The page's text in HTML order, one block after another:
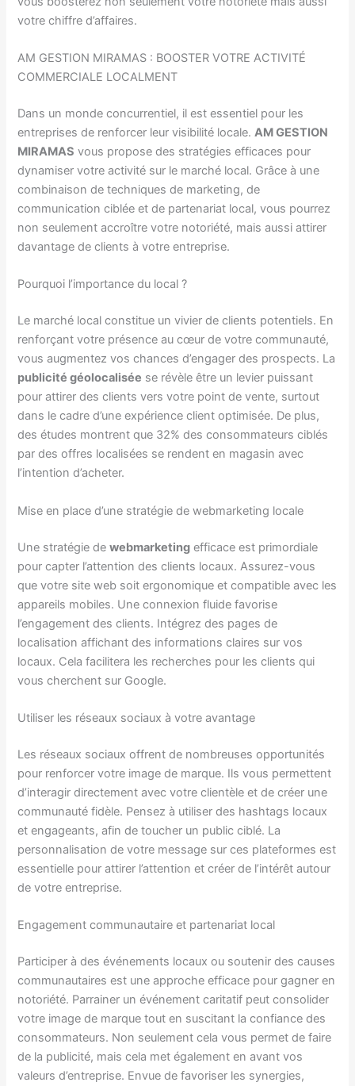
votre chiffre d’affaires.
AM GESTION MIRAMAS : BOOSTER VOTRE ACTIVITÉ
COMMERCIALE LOCALMENT
Dans un monde concurrentiel, il est essentiel pour les
entreprises de renforcer leur visibilité locale.AM GESTION
MIRAMAS vous propose des stratégies efficaces pour
dynamiser votre activité sur le marché local. Grâce à une
combinaison de techniques de marketing, de
communication ciblée et de partenariat local, vous pourrez
non seulement accroître votre notoriété, mais aussi attirer
davantage de clients à votre entreprise.
Pourquoi l’importance du local ?
Le marché local constitue un vivier de clients potentiels. En
renforçant votre présence au cœur de votre communauté,
vous augmentez vos chances d’engager des prospects. La
publicité géolocalisée se révèle être un levier puissant
pour attirer des clients vers votre point de vente, surtout
dans le cadre d’une expérience client optimisée. De plus,
des études montrent que 32% des consommateurs ciblés
par des offres localisées se rendent en magasin avec
l’intention d’acheter.
Mise en place d’une stratégie de webmarketing locale
Une stratégie dewebmarketing efficace est primordiale
pour capter l’attention des clients locaux. Assurez-vous
que votre site web soit ergonomique et compatible avec les
appareils mobiles. Une connexion fluide favorise
l’engagement des clients. Intégrez des pages de
localisation affichant des informations claires sur vos
locaux. Cela facilitera les recherches pour les clients qui
vous cherchent sur Google.
Utiliser les réseaux sociaux à votre avantage
Les réseaux sociaux offrent de nombreuses opportunités
pour renforcer votre image de marque. Ils vous permettent
d’interagir directement avec votre clientèle et de créer une
communauté fidèle. Pensez à utiliser des hashtags locaux
et engageants, afin de toucher un public ciblé. La
personnalisation de votre message sur ces plateformes est
essentielle pour attirer l’attention et créer de l’intérêt autour
de votre entreprise.
Engagement communautaire et partenariat local
Participer à des événements locaux ou soutenir des causes
communautaires est une approche efficace pour gagner en
notoriété. Parrainer un événement caritatif peut consolider
votre image de marque tout en suscitant la confiance des
consommateurs. Non seulement cela vous permet de faire
de la publicité, mais cela met également en avant vos
valeurs d’entreprise. Envue de favoriser les synergies,